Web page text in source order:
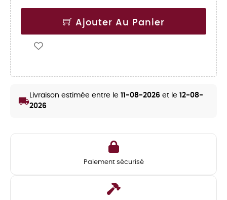
Ajouter Au Panier
local_shipping Livraison estimée entre le 11-08-2026 et le 12-08-
2026
Paiement sécurisé